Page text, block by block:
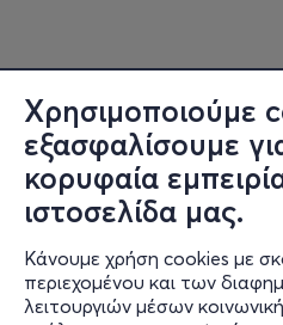
Χρησιμοποιούμε
εξασφαλίσουμε
κορυφαία
ιστοσελίδα μας.
Κάνουμε χρήση cookies με
περιεχομένου και των
λειτουργιών μέσων
Πληροφορίες
Υποστήριξη
Stay Connected
Mobile app